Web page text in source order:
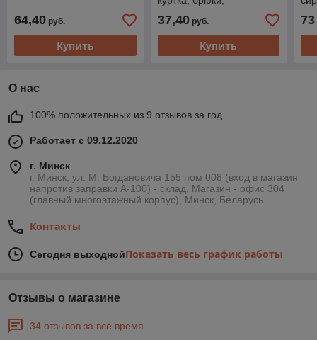
64,40 руб.
Купить
отделкой
37,40руб.
Купить
73
О нас
100% положительных из 9 отзывов за год
Работает с 09.12.2020
г. Минск
г. Минск, ул. М. Богдановича 155 пом 008 (вход в магазин
напротив заправки А-100) - склад, Магазин - офис 304
(главный многоэтажный корпус), Минск, Беларусь
Контакты
Сегодня выходнойПоказать весь график работы
Отзывы о магазине
34 отзывов за всё время